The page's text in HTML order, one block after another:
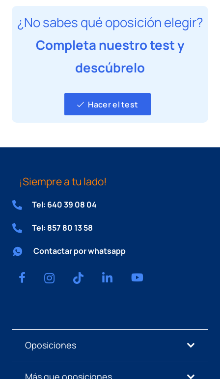
¿No sabes qué oposición elegir?
Completa nuestro test y
descúbrelo
Hacer el test
¡Siempre a tu lado!
Tel: 640 39 08 04
Tel: 857 80 13 58
Contactar por whatsapp
Oposiciones